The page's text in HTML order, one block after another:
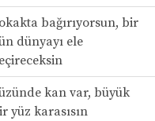
bağırıyorsun, bir
dünyayı ele
kan var, büyük
yüz karasısın